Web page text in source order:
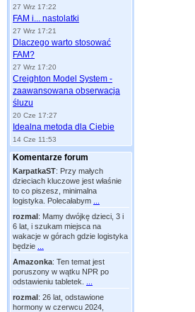
27 Wrz 17:22
FAM i... nastolatki
27 Wrz 17:21
Dlaczego warto stosować
FAM?
27 Wrz 17:20
Creighton Model System -
zaawansowana obserwacja
śluzu
20 Cze 17:27
Idealna metoda dla Ciebie
14 Cze 11:53
Komentarze forum
KarpatkaST: Przy małych
dzieciach kluczowe jest właśnie
to co piszesz, minimalna
logistyka. Polecałabym
rozmal: Mamy dwójkę dzieci, 3 i
6 lat, i szukam miejsca na
wakacje w górach gdzie logistyka
będzie
Amazonka: Ten temat jest
poruszony w wątku NPR po
odstawieniu tabletek.
rozmal: 26 lat, odstawione
hormony w czerwcu 2024,